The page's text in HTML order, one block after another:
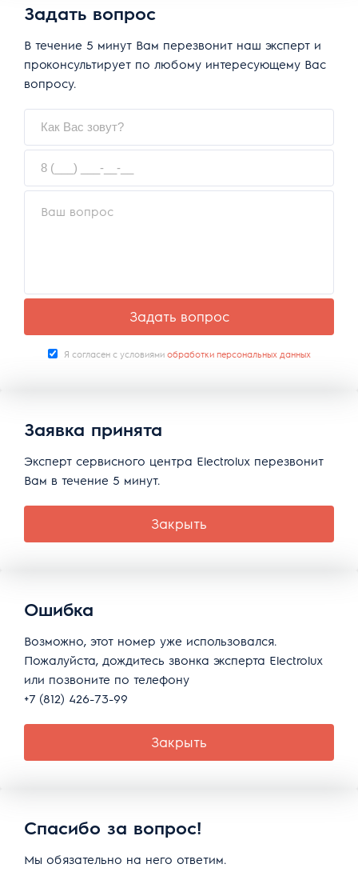
Задать вопрос
В течение 5 минут Вам перезвонит наш эксперт и
проконсультирует по любому интересующему Вас
вопросу.
Задать вопрос
Я согласен с условиями обработки персональных данных
Заявка принята
Эксперт сервисного центра Electrolux перезвонит
Вам в течение 5 минут.
Закрыть
Ошибка
Возможно, этот номер уже использовался.
Пожалуйста, дождитесь звонка эксперта Electrolux
или позвоните по телефону
+7 (812) 426-73-99
Закрыть
Спасибо за вопрос!
Мы обязательно на него ответим.